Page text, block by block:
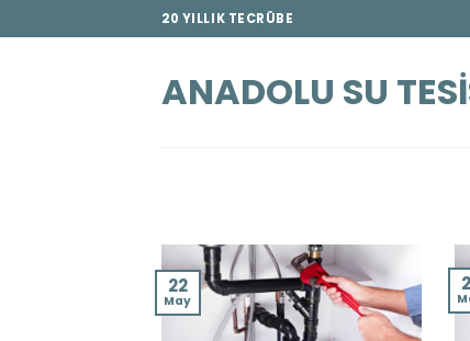
atla
20 YILLIK TECRÜBE
ANADOLU SU
22
May